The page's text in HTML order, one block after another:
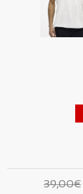
39,00€